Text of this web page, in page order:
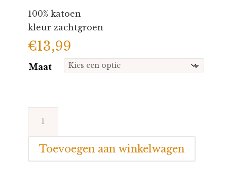
100% katoen
kleur zachtgroen
€13,99
Maat
Seven
Rainbow
Toevoegen aan winkelwagen